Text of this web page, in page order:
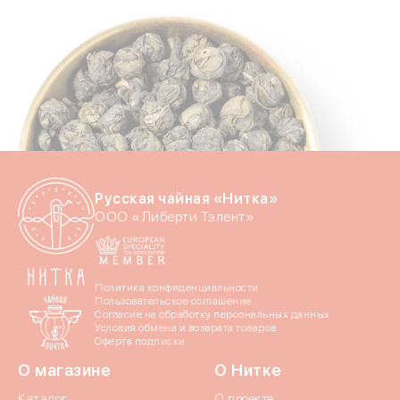
Русская чайная «Нитка»
ООО «Либерти Тэлент»
Политика конфиденциальности
Пользовательское соглашение
Согласие на обработку персональных данных
Условия обмена и возврата товаров
Оферта подписки
О магазине О Нитке
Номер телефона
Даю согласие на
Даю согласие c